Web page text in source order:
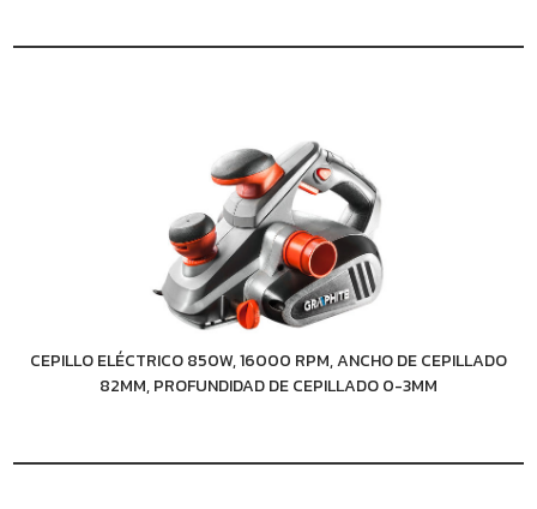
CEPILLO ELÉCTRICO 850W, 16000 RPM, ANCHO DE CEPILLADO
82MM, PROFUNDIDAD DE CEPILLADO 0-3MM